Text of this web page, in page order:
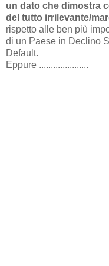
un dato che dimostra
del tutto irrilevante/
rispetto alle ben più
di un Paese in Declino
Default.
Eppure .....................